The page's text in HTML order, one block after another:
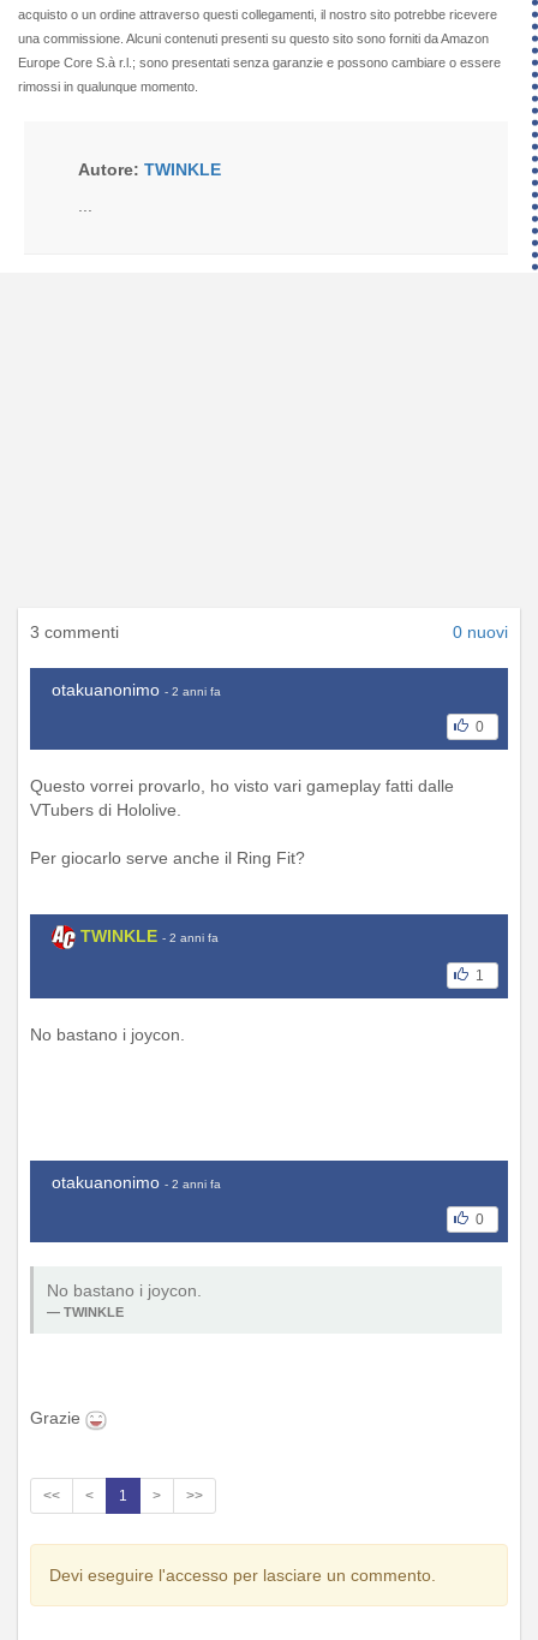
acquisto o un ordine attraverso questi collegamenti, il nostro sito potrebbe ricevere
una commissione. Alcuni contenuti presenti su questo sito sono forniti da Amazon
Europe Core S.à r.l.; sono presentati senza garanzie e possono cambiare o essere
rimossi in qualunque momento.
Autore: TWINKLE
3 commenti 0 nuovi
otakuanonimo - 2 anni fa
0
Questo vorrei provarlo, ho visto vari gameplay fatti dalle
VTubers di Hololive.
Per giocarlo serve anche il Ring Fit?
TWINKLE - 2 anni fa
1
No bastano i joycon.
otakuanonimo - 2 anni fa
0
No bastano i joycon.
TWINKLE
Grazie
<< < 1 > >>
Devi eseguire l'accesso per lasciare un commento.